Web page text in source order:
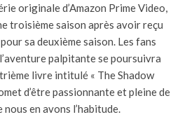
originale d’Amazon Prime Video,
troisième saison après avoir reçu
sa deuxième saison. Les fans
palpitante se poursuivra
livre intitulé « The Shadow
d’être passionnante et pleine de
en avons l’habitude.